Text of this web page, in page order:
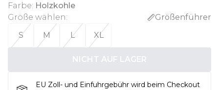
Farbe: Holzkohle
Größe wählen:
Größenführer
S
M L XL
NICHT AUF LAGER
EU Zoll- und Einfuhrgebühr wird beim Checkout